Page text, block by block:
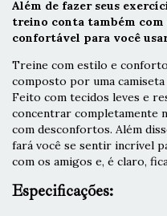
Além de fazer seus
treino conta também
confortável para você
Treine com estilo e
composto por uma camiseta
Feito com tecidos leves e
concentrar completamente
com desconfortos. Além
fará você se sentir incrível
com os amigos e, é claro,
Especificações: